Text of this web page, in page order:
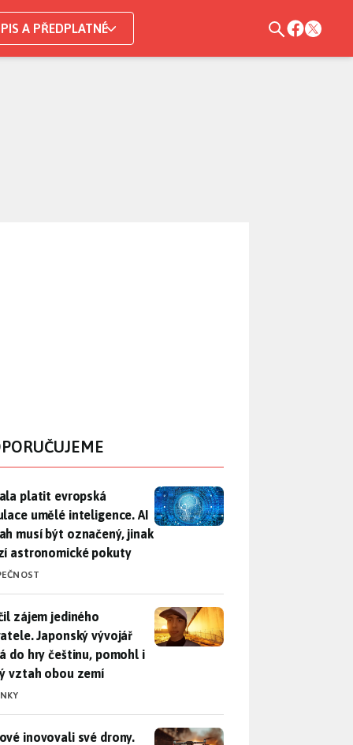
A PŘEDPLATNÉ
platit evropská regulace umělé inteligence. AI obsah
platit evropská
umělé inteligence. AI
musí být označený, jinak
astronomické pokuty
zájem jediného uživatele. Japonský vývojář přidá do hry
zájem jediného
Japonský vývojář
do hry češtinu, pomohl i
vztah obou zemí
inovovali své drony. Expert našel chytrý způsob, jak se
inovovali své drony.